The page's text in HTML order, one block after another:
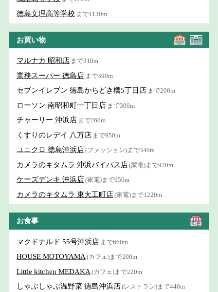
徳島文理高等学校 まで1130m
お買い物
マルナカ 昭和店 まで310m
業務スーパー 徳島店 まで390m
セブンイレブン 徳島かちどき橋5丁目店 まで200m
ローソン 南昭和町一丁目店 まで300m
チャーリー 沖浜店 まで760m
くすりのレデイ 八万店 まで950m
ユニクロ 徳島沖浜店(ファッション)まで340m
カメラのキタムラ 沖浜バイパス店(家電)まで920m
ケーズデンキ 沖浜店(家電)まで950m
カメラのキタムラ 東大工町店(家電)まで1220m
お食事
マクドナルド 55号沖浜店 まで660m
HOUSE MOTOYAMA (カフェ)まで200m
Little kitchen MEDAKA (カフェ)まで220m
しゃぶしゃぶ温野菜 徳島沖浜店(レストラン)まで440m